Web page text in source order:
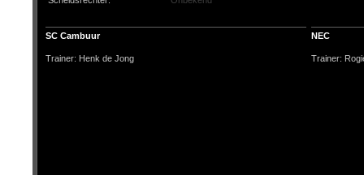
SC Cambuur NEC
Trainer: Henk de Jong Trainer: